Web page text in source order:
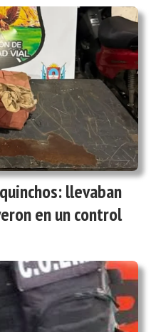
llevaban
en un control